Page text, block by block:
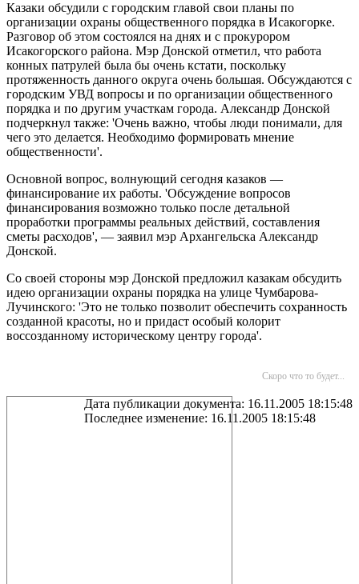
Казаки обсудили с городским главой свои планы по
организации охраны общественного порядка в Исакогорке.
Разговор об этом состоялся на днях и с прокурором
Исакогорского района. Мэр Донской отметил, что работа
конных патрулей была бы очень кстати, поскольку
протяженность данного округа очень большая. Обсуждаются с
городским УВД вопросы и по организации общественного
порядка и по другим участкам города. Александр Донской
подчеркнул также: 'Очень важно, чтобы люди понимали, для
чего это делается. Необходимо формировать мнение
общественности'.
Основной вопрос, волнующий сегодня казаков —
финансирование их работы. 'Обсуждение вопросов
финансирования возможно только после детальной
проработки программы реальных действий, составления
сметы расходов', — заявил мэр Архангельска Александр
Донской.
Со своей стороны мэр Донской предложил казакам обсудить
идею организации охраны порядка на улице Чумбарова-
Лучинского: 'Это не только позволит обеспечить сохранность
созданной красоты, но и придаст особый колорит
воссозданному историческому центру города'.
Скоро что то будет...
Дата публикации документа: 16.11.2005 18:15:48
Последнее изменение: 16.11.2005 18:15:48